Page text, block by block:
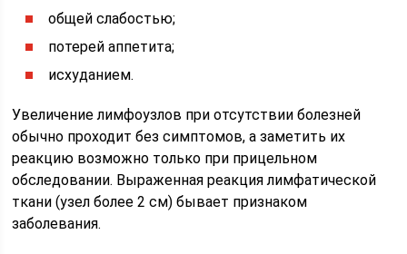
общей слабостью;
потерей аппетита;
исхуданием.
Увеличение лимфоузлов при отсутствии болезней
обычно проходит без симптомов, а заметить их
реакцию возможно только при прицельном
обследовании. Выраженная реакция лимфатической
ткани (узел более 2 см) бывает признаком
заболевания.